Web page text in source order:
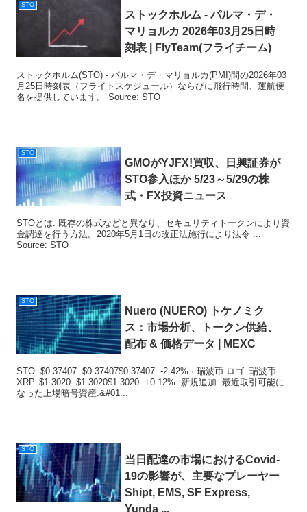
STO
ストックホルム - パルマ・デ・
マリョルカ 2026年03月25日時
刻表 | FlyTeam(フライチーム)
ストックホルム(STO) - パルマ・デ・マリョルカ(PMI)間の2026年03
月25日時刻表（フライトスケジュール）ならびに飛行時間、運航便
名を提供しています。 Source: STO
STO
GMOがYJFX!買収、日興証券が
STO参入ほか 5/23～5/29の株
式・FX投資ニュース
STOとは. 既存の株式などと異なり、セキュリティトークンにより資
金調達を行う方法。2020年5月1日の改正法施行により法令 ...
Source: STO
STO
Nuero (NUERO) トケノミク
ス：市場分析、トークン供給、
配布 & 価格データ | MEXC
STO. $0.37407. $0.37407$0.37407. -2.42% · 瑞波币 ロゴ. 瑞波币.
XRP. $1.3020. $1.3020$1.3020. +0.12%. 新規追加. 最近取引可能に
なった上場暗号資産.&#01...
STO
当日配達の市場におけるCovid-
19の影響が、主要なプレーヤー
Shipt, EMS, SF Express,
Yunda ...